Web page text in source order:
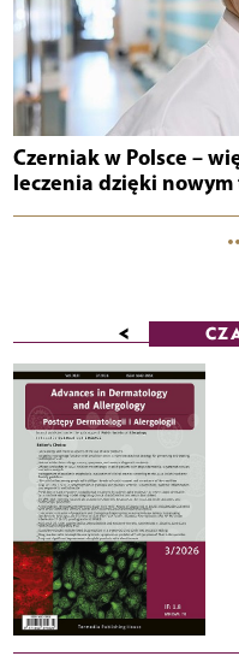
Czerniak w Polsce –
leczenia dzięki
<